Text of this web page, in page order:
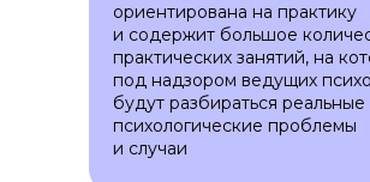
ориентирована на практику
и содержит большое
практических занятий, на
под надзором ведущих
будут разбираться реальные
психологические проблемы
и случаи